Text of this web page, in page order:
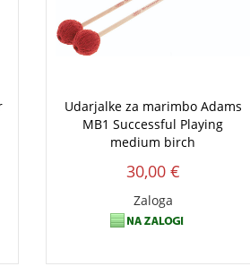
Udarjalke za marimbo Adams
MB1 Successful Playing
medium birch
30,00 €
Zaloga